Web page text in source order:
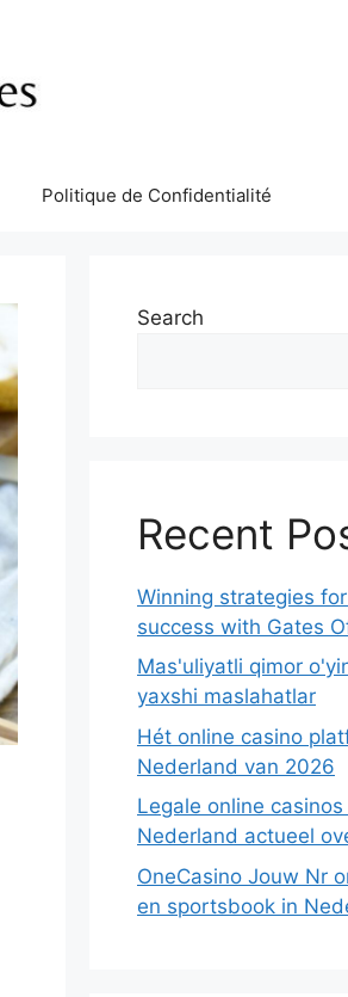
Politique de Confidentialité
Search
Recent
Winning strategies
success with Gates
Mas'uliyatli qimor
yaxshi maslahatlar
Hét online casino
Nederland van 2026
Legale online casinos
Nederland actueel
OneCasino Jouw Nr
en sportsbook in